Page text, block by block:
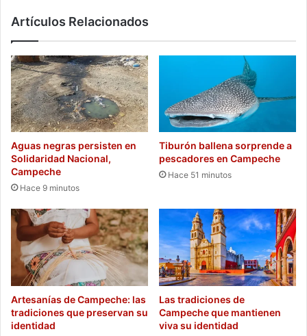
Artículos Relacionados
Aguas negras persisten en
Solidaridad Nacional,
Campeche
Hace 9 minutos
Tiburón ballena sorprende a
pescadores en Campeche
Hace 51 minutos
Artesanías de Campeche: las
tradiciones que preservan su
identidad
Las tradiciones de
Campeche que mantienen
viva su identidad